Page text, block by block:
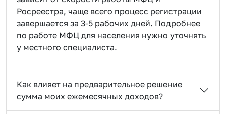
Росреестра, чаще всего процесс регистрации
завершается за 3-5 рабочих дней. Подробнее
по работе МФЦ для населения нужно уточнять
у местного специалиста.
Как влияет на предварительное решение
сумма моих ежемесячных доходов?